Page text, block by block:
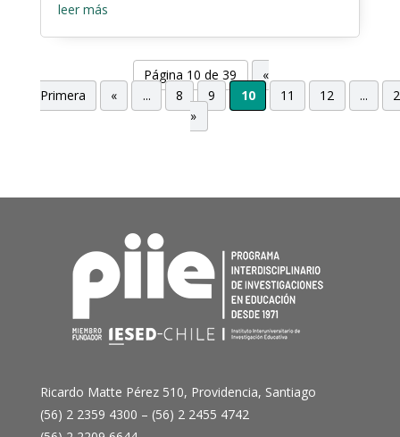
leer más
Página 10 de 39
«
Primera
« ... 8 9 10 11 12 ...
»
Ricardo Matte Pérez 510, Providencia, Santiago
(56) 2 2359 4300 – (56) 2 2455 4742